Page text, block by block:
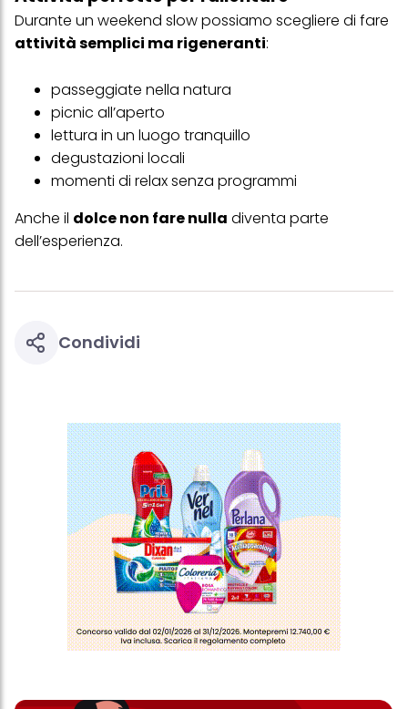
Durante un weekend slow possiamo scegliere di fare
attività semplici ma rigeneranti:
passeggiate nella natura
picnic all’aperto
lettura in un luogo tranquillo
degustazioni locali
momenti di relax senza programmi
Anche il dolce non fare nulla diventa parte
dell’esperienza.
Condividi
trattamento dei tuoi dati / sull'uso dei cookie e consentirli per uno o
più degli scopi sopra menzionati. Cliccando su "Accetta tutto",
acconsenti all'uso dei cookie e al trattamento dei tuoi dati
personali per tutte le finalità sopra indicate. Se fai clic su "Rifiuta",
questo sito web.